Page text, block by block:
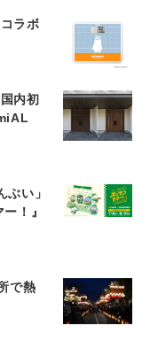
ラボ
内初
ぶい」
！』
で熱